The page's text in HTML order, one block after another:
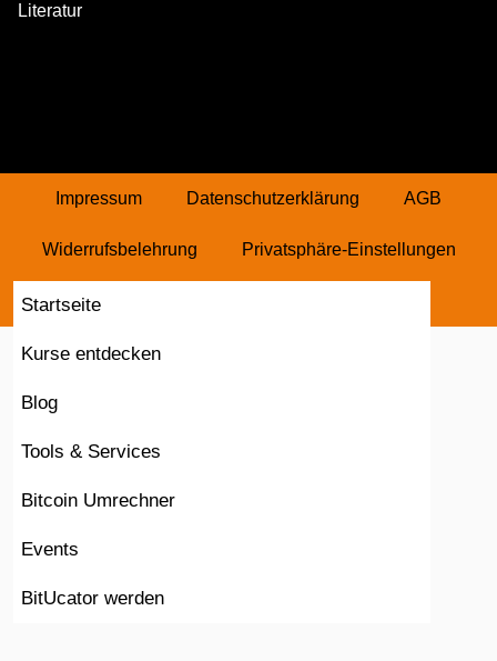
Literatur
Impressum Datenschutzerklärung AGB
Widerrufsbelehrung Privatsphäre-Einstellungen
Historie Privatsphäre
Startseite
Kurse entdecken
Blog
Tools & Services
Bitcoin Umrechner
Events
BitUcator werden